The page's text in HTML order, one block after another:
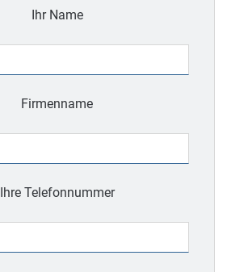
Ihr Name
Firmenname
Ihre Telefonnummer